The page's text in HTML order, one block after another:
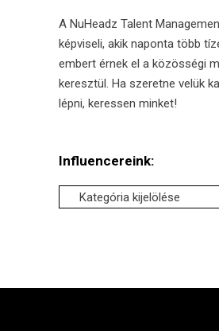
A NuHeadz Talent
képviseli, akik naponta több
embert érnek el a közösségi
keresztül. Ha szeretne velük
lépni, keressen minket!
Influencereink:
Influencereink: